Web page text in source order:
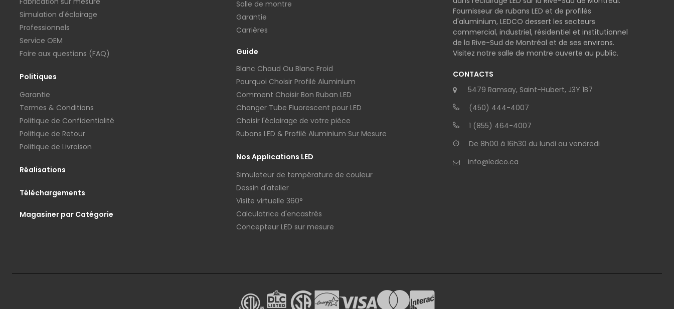
Simulation d'éclairage
Professionnels
Service OEM
Foire aux questions (FAQ)
Politiques
Garantie
Termes & Conditions
Politique de Confidentialité
Politique de Retour
Politique de Livraison
Réalisations
Téléchargements
Magasiner par Catégorie
Salle de montre
Garantie
Carrières
Guide
Blanc Chaud Ou Blanc Froid
Pourquoi Choisir Profilé Aluminium
Comment Choisir Bon Ruban LED
Changer Tube Fluorescent pour LED
Choisir l'éclairage de votre pièce
Rubans LED & Profilé Aluminium Sur Mesure
Nos Applications LED
Simulateur de température de couleur
Dessin d'atelier
Visite virtuelle 360°
Calculatrice d'encastrés
Concepteur LED sur mesure
Fournisseur de rubans LED et de profilés
d'aluminium, LEDCO dessert les secteurs
commercial, industriel, résidentiel et institutionnel
de la Rive-Sud de Montréal et de ses environs.
Visitez notre salle de montre ouverte au public.
CONTACTS
5479 Ramsay, Saint-Hubert, J3Y 1B7
(450) 444-4007
1 (855) 464-4007
De 8h00 à 16h30 du lundi au vendredi
info@ledco.ca